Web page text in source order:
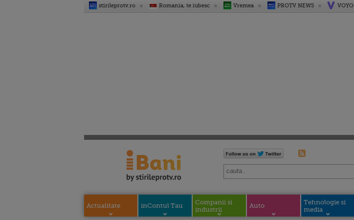
stirileprotv.ro Romania, te iubesc Vremea PROTV NEWS VOYO
Actualitate inContul Tau
Companii si
industrii
Auto
Tehnologie si
media